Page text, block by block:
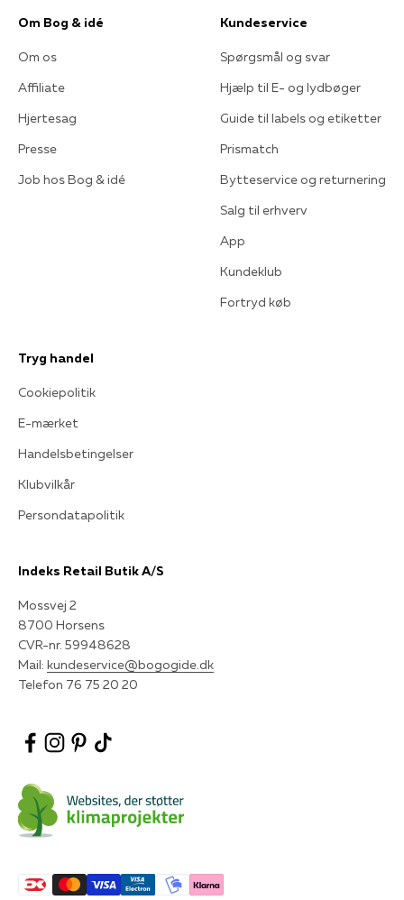
Om Bog & idé
Om os
Affiliate
Hjertesag
Presse
Job hos Bog & idé
Kundeservice
Spørgsmål og svar
Hjælp til E- og lydbøger
Guide til labels og etiketter
Prismatch
Bytteservice og returnering
Salg til erhverv
App
Kundeklub
Fortryd køb
Tryg handel
Cookiepolitik
E-mærket
Handelsbetingelser
Klubvilkår
Persondatapolitik
Indeks Retail Butik A/S
Mossvej 2
8700 Horsens
CVR-nr. 59948628
Mail: kundeservice@bogogide.dk
Telefon 76 75 20 20